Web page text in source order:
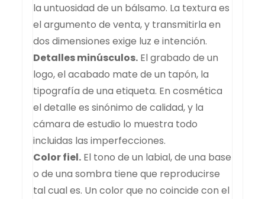
la untuosidad de un bálsamo. La textura es
el argumento de venta, y transmitirla en
dos dimensiones exige luz e intención.
Detalles minúsculos. El grabado de un
logo, el acabado mate de un tapón, la
tipografía de una etiqueta. En cosmética
el detalle es sinónimo de calidad, y la
cámara de estudio lo muestra todo
incluidas las imperfecciones.
Color fiel. El tono de un labial, de una base
o de una sombra tiene que reproducirse
tal cual es. Un color que no coincide con el